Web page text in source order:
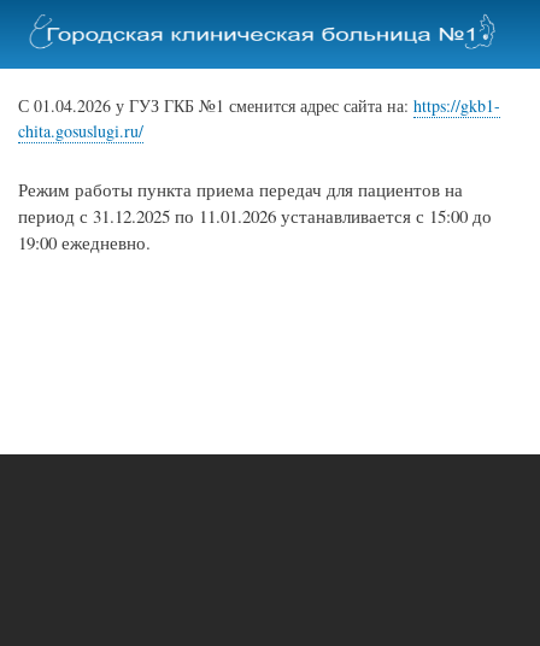
к
основному
С 01.04.2026 у ГУЗ ГКБ №1 сменится адрес сайта на: https://gkb1-
chita.gosuslugi.ru/
Режим работы пункта приема передач для пациентов на
период с 31.12.2025 по 11.01.2026 устанавливается с 15:00 до
19:00 ежедневно.